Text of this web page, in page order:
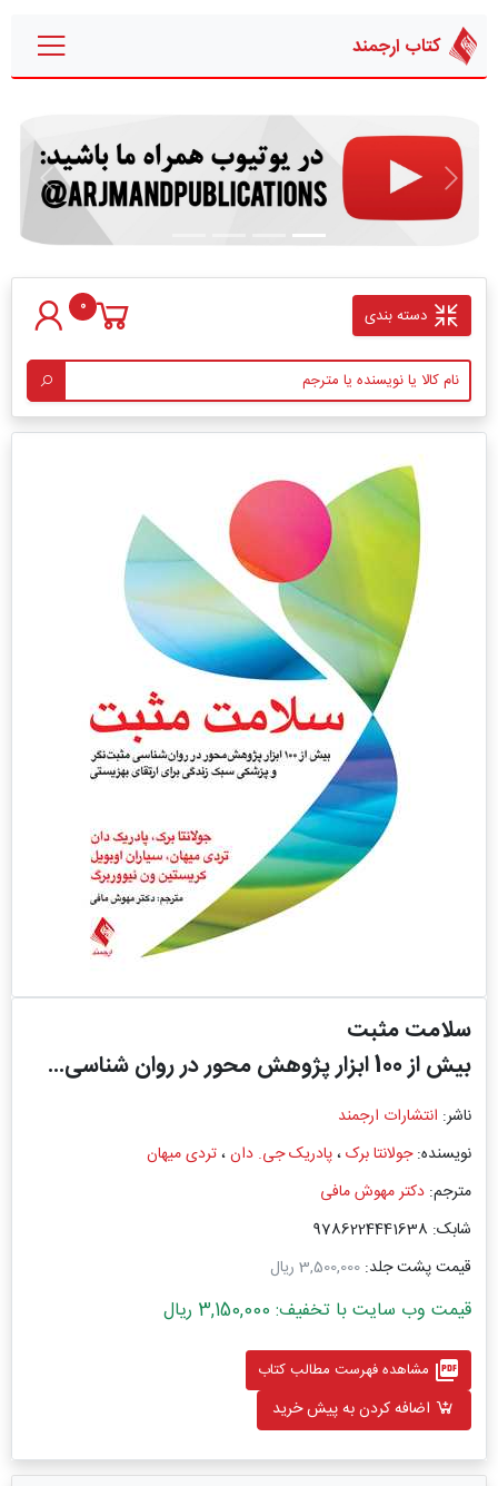
کتاب ارجمند
قبلی بعدی
دسته بندی 0
سلامت مثبت
بیش از 100 ابزار پژوهش محور در روان شناسی...
ناشر: انتشارات ارجمند
نویسنده:جولانتا برک،پادریک جی. دان،تردی میهان
مترجم: دکتر مهوش مافی
شابک: 9786224441638
قیمت پشت جلد: 3,500,000 ریال
قیمت وب سایت با تخفیف: 3,150,000 ریال
picture_as_pdf مشاهده فهرست مطالب کتاب
اضافه کردن به پیش خرید